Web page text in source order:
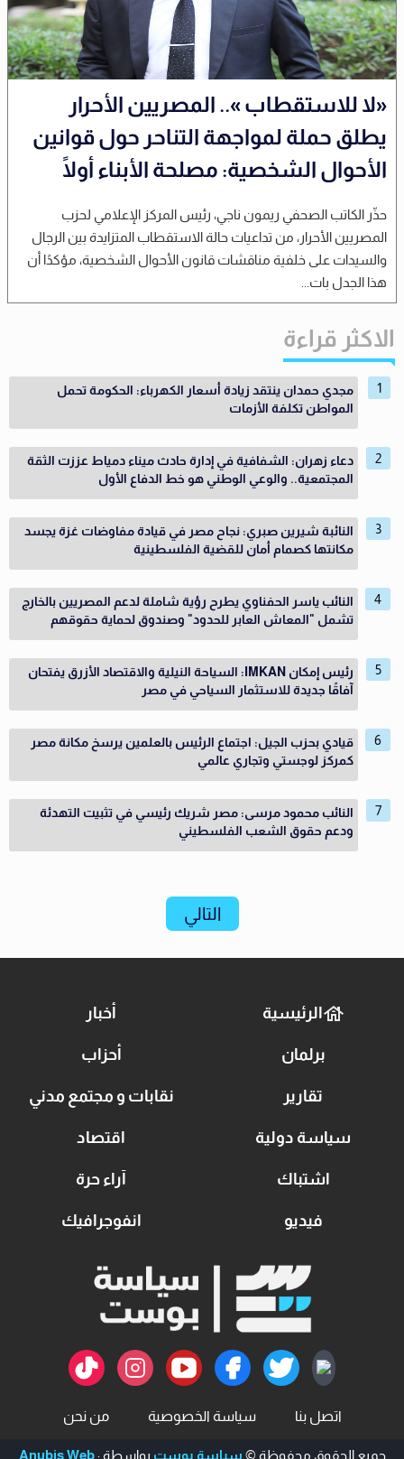
«لا للاستقطاب ».. المصريين الأحرار
يطلق حملة لمواجهة التناحر حول قوانين
الأحوال الشخصية: مصلحة الأبناء أولًا
حذّر الكاتب الصحفي ريمون ناجي، رئيس المركز الإعلامي لحزب
المصريين الأحرار، من تداعيات حالة الاستقطاب المتزايدة بين الرجال
والسيدات على خلفية مناقشات قانون الأحوال الشخصية، مؤكدًا أن
هذا الجدل بات...
الاكثر قراءة
مجدي حمدان ينتقد زيادة أسعار الكهرباء: الحكومة تحمل
المواطن تكلفة الأزمات
دعاء زهران: الشفافية في إدارة حادث ميناء دمياط عززت الثقة
المجتمعية.. والوعي الوطني هو خط الدفاع الأول
النائبة شيرين صبري: نجاح مصر في قيادة مفاوضات غزة يجسد
مكانتها كصمام أمان للقضية الفلسطينية
النائب ياسر الحفناوي يطرح رؤية شاملة لدعم المصريين بالخارج
تشمل "المعاش العابر للحدود" وصندوق لحماية حقوقهم
رئيس إمكان IMKAN: السياحة النيلية والاقتصاد الأزرق يفتحان
آفاقًا جديدة للاستثمار السياحي في مصر
قيادي بحزب الجيل: اجتماع الرئيس بالعلمين يرسخ مكانة مصر
كمركز لوجستي وتجاري عالمي
النائب محمود مرسى: مصر شريك رئيسي في تثبيت التهدئة
ودعم حقوق الشعب الفلسطيني
التالي
الرئيسية أخبار
برلمان أحزاب
تقارير نقابات و مجتمع مدني
سياسة دولية اقتصاد
اشتباك آراء حرة
فيديو انفوجرافيك
اتصل بنا سياسة الخصوصية من نحن
جميع الحقوق محفوظة © سياسة بوست بواسطة :Anubis Web